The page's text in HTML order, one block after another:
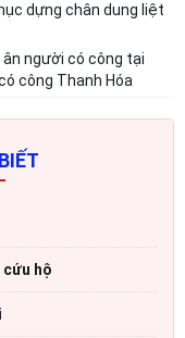
dựng chân dung liệt
người có công tại
công Thanh Hóa
cứu hộ